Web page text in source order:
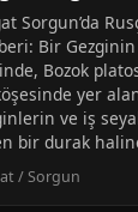
Sorgun’da
Bir Gezginin
Bozok
yer
ve iş
bir durak
/ Sorgun